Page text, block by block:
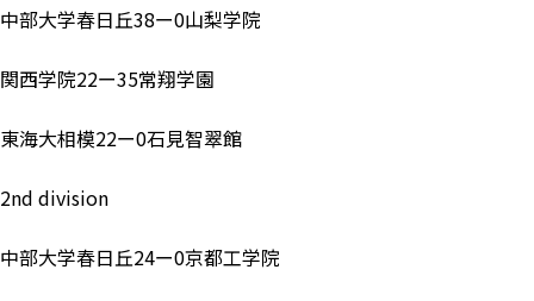
中部大学春日丘38ー0山梨学院
関西学院22ー35常翔学園
東海大相模22ー0石見智翠館
2nd division
中部大学春日丘24ー0京都工学院